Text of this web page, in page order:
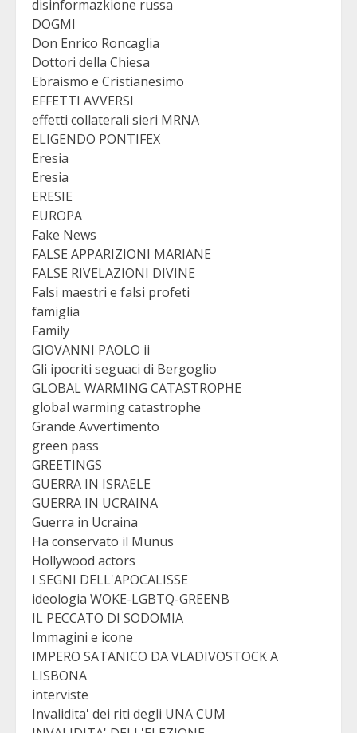
disinformazkione russa
DOGMI
Don Enrico Roncaglia
Dottori della Chiesa
Ebraismo e Cristianesimo
EFFETTI AVVERSI
effetti collaterali sieri MRNA
ELIGENDO PONTIFEX
Eresia
Eresia
ERESIE
EUROPA
Fake News
FALSE APPARIZIONI MARIANE
FALSE RIVELAZIONI DIVINE
Falsi maestri e falsi profeti
famiglia
Family
GIOVANNI PAOLO ii
Gli ipocriti seguaci di Bergoglio
GLOBAL WARMING CATASTROPHE
global warming catastrophe
Grande Avvertimento
green pass
GREETINGS
GUERRA IN ISRAELE
GUERRA IN UCRAINA
Guerra in Ucraina
Ha conservato il Munus
Hollywood actors
I SEGNI DELL'APOCALISSE
ideologia WOKE-LGBTQ-GREENB
IL PECCATO DI SODOMIA
Immagini e icone
IMPERO SATANICO DA VLADIVOSTOCK A
LISBONA
interviste
Invalidita' dei riti degli UNA CUM